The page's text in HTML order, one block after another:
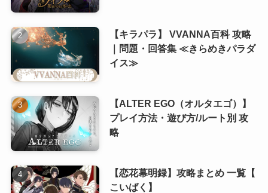
(5)
(7)
(8)
(8)
【キラパラ】 VVANNA百科 攻略
｜問題・回答集 ≪きらめきパラダ
イス≫
【ALTER EGO（オルタエゴ）】
プレイ方法・遊び方/ルート別 攻
略
【恋花幕明録】攻略まとめ 一覧【
こいばく】